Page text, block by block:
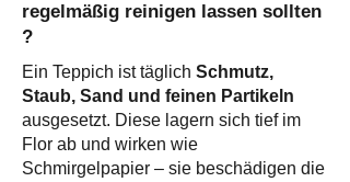
regelmäßig reinigen lassen sollten
?​
Ein Teppich ist täglich Schmutz,
Staub, Sand und feinen Partikeln
ausgesetzt. Diese lagern sich tief im
Flor ab und wirken wie
Schmirgelpapier – sie beschädigen die